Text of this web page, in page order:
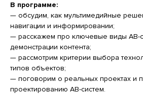
В программе:
— обсудим, как мультимедийные
навигации и информировании;
— расскажем про ключевые виды АВ-
демонстрации контента;
— рассмотрим критерии выбора
типов объектов;
— поговорим о реальных проектах и
проектированию АВ-систем.